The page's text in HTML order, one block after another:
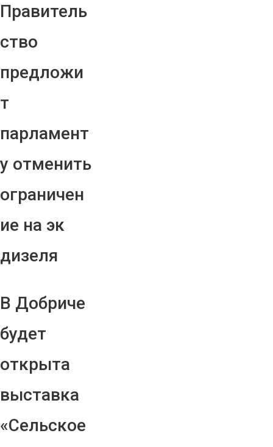
Правитель
ство
предложи
т
парламент
у отменить
ограничен
ие на эк
дизеля
В Добриче
будет
открыта
выставка
«Сельское